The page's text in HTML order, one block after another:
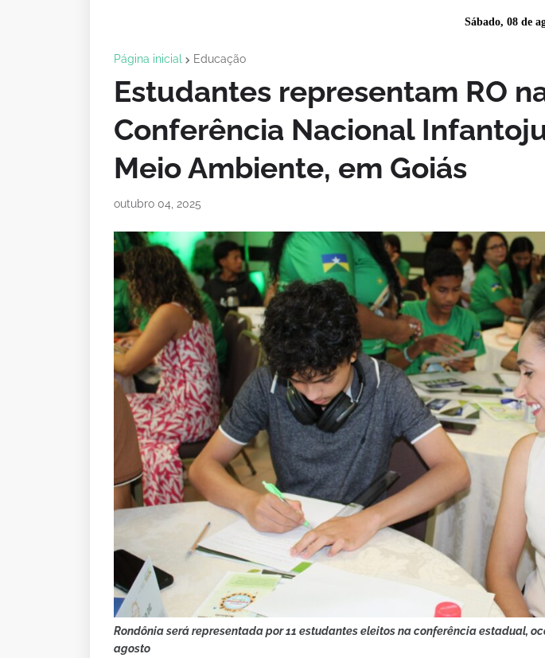
Sábado, 08 de
Página inicial Educação
Estudantes representam RO
Conferência Nacional
Meio Ambiente, em Goiás
outubro 04, 2025
Rondônia será representada por 11 estudantes eleitos na conferência estadual,
agosto